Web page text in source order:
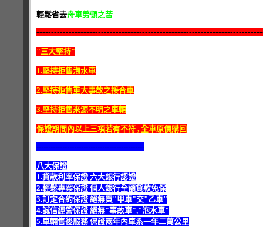
輕鬆省去舟車勞頓之苦
"三大堅持"
1.堅持拒售泡水車
2.堅持拒售重大事故之接合車
3.堅持拒售來源不明之車輛
保證期間內以上三項若有不符 , 全車原價購回
----------------------------------------------
八大保證
1.貸款利率保證 六大銀行認證
2.輕鬆專案保證 個人銀行全額貸款免保
3.訂定合約保證 絕無買"甲車"交"乙車"
4.誠信經營保證 絕無"事故車","泡水車"
5.車輛售後服務 保證兩年內車系一年二萬公里